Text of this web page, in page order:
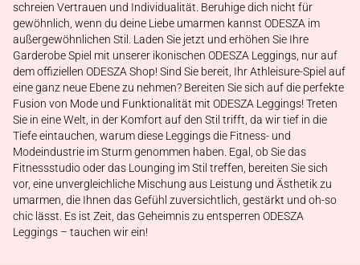
schreien Vertrauen und Individualität. Beruhige dich nicht für
gewöhnlich, wenn du deine Liebe umarmen kannst ODESZA im
außergewöhnlichen Stil. Laden Sie jetzt und erhöhen Sie Ihre
Garderobe Spiel mit unserer ikonischen ODESZA Leggings, nur auf
dem offiziellen ODESZA Shop! Sind Sie bereit, Ihr Athleisure-Spiel auf
eine ganz neue Ebene zu nehmen? Bereiten Sie sich auf die perfekte
Fusion von Mode und Funktionalität mit ODESZA Leggings! Treten
Sie in eine Welt, in der Komfort auf den Stil trifft, da wir tief in die
Tiefe eintauchen, warum diese Leggings die Fitness- und
Modeindustrie im Sturm genommen haben. Egal, ob Sie das
Fitnessstudio oder das Lounging im Stil treffen, bereiten Sie sich
vor, eine unvergleichliche Mischung aus Leistung und Ästhetik zu
umarmen, die Ihnen das Gefühl zuversichtlich, gestärkt und oh-so
chic lässt. Es ist Zeit, das Geheimnis zu entsperren ODESZA
Leggings – tauchen wir ein!